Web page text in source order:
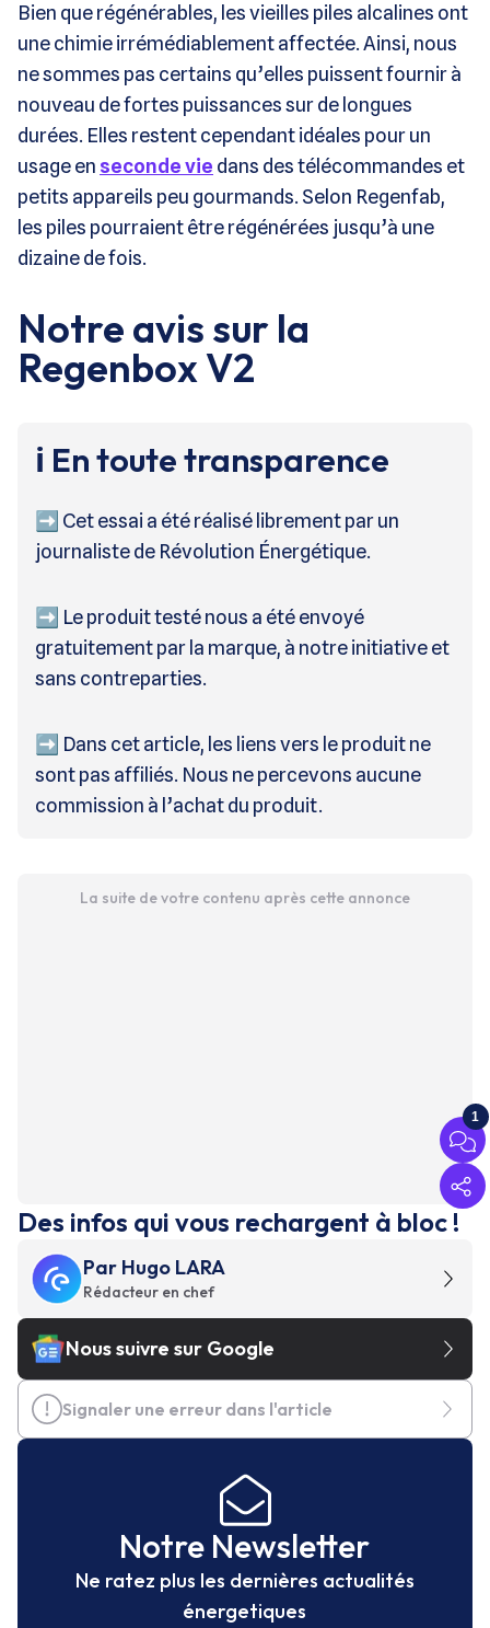
Bien que régénérables, les vieilles piles alcalines ont
une chimie irrémédiablement affectée. Ainsi, nous
ne sommes pas certains qu’elles puissent fournir à
nouveau de fortes puissances sur de longues
durées. Elles restent cependant idéales pour un
usage en seconde vie dans des télécommandes et
petits appareils peu gourmands. Selon Regenfab,
les piles pourraient être régénérées jusqu’à une
dizaine de fois.
Notre avis sur la
Regenbox V2
ℹ️ En toute transparence
➡️ Cet essai a été réalisé librement par un
journaliste de Révolution Énergétique.
➡️ Le produit testé nous a été envoyé
gratuitement par la marque, à notre initiative et
sans contreparties.
➡️ Dans cet article, les liens vers le produit ne
sont pas affiliés. Nous ne percevons aucune
commission à l’achat du produit.
La suite de votre contenu après cette annonce
1
Des infos qui vous rechargent à bloc !
Par Hugo LARA
Rédacteur en chef
Nous suivre sur Google
Signaler une erreur dans l'article
Notre Newsletter
Ne ratez plus les dernières actualités
énergetiques